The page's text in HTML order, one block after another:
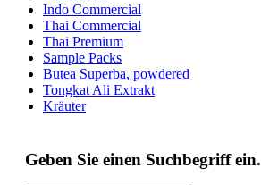
Indo Commercial
Thai Commercial
Thai Premium
Sample Packs
Butea Superba, powdered
Tongkat Ali Extrakt
Kräuter
Geben Sie einen Suchbegriff ein.